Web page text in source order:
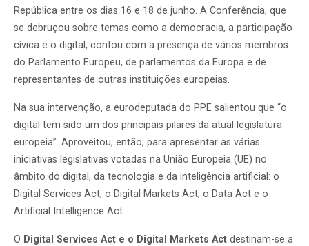
República entre os dias 16 e 18 de junho. A Conferência, que
se debruçou sobre temas como a democracia, a participação
cívica e o digital, contou com a presença de vários membros
do Parlamento Europeu, de parlamentos da Europa e de
representantes de outras instituições europeias.
Na sua intervenção, a eurodeputada do PPE salientou que “o
digital tem sido um dos principais pilares da atual legislatura
europeia”. Aproveitou, então, para apresentar as várias
iniciativas legislativas votadas na União Europeia (UE) no
âmbito do digital, da tecnologia e da inteligência artificial: o
Digital Services Act, o Digital Markets Act, o Data Act e o
Artificial Intelligence Act.
O Digital Services Act e o Digital Markets Act destinam-se a